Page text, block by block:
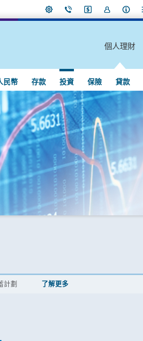
個人理財
民幣 存款 投資 保險 貸款
計劃 了解更多